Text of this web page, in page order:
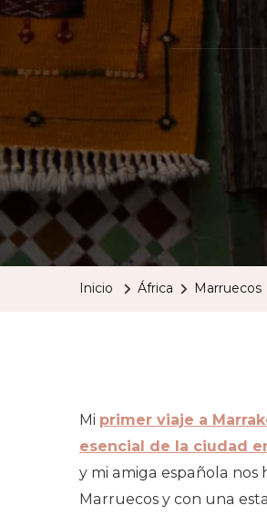
Inicio África Marruecos
Mi primer viaje a
esencial de la ciudad
y mi amiga española nos
Marruecos y con una